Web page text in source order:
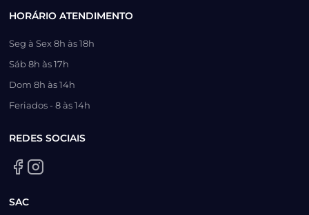
HORÁRIO ATENDIMENTO
Seg à Sex 8h às 18h
Sáb 8h às 17h
Dom 8h às 14h
Feriados - 8 às 14h
REDES SOCIAIS
SAC